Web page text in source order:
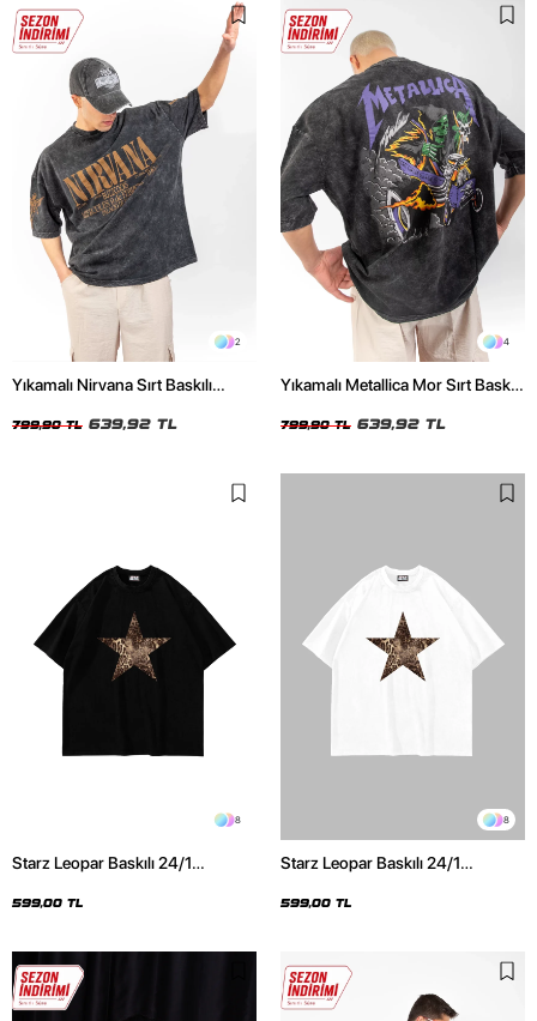
2
Yıkamalı Nirvana Sırt Baskılı
799,90 TL 639,92 TL
4
Yıkamalı Metallica Mor Sırt Baskılı
799,90 TL 639,92 TL
8
Starz Leopar Baskılı 24/1
599,00 TL
8
Starz Leopar Baskılı 24/1
599,00 TL